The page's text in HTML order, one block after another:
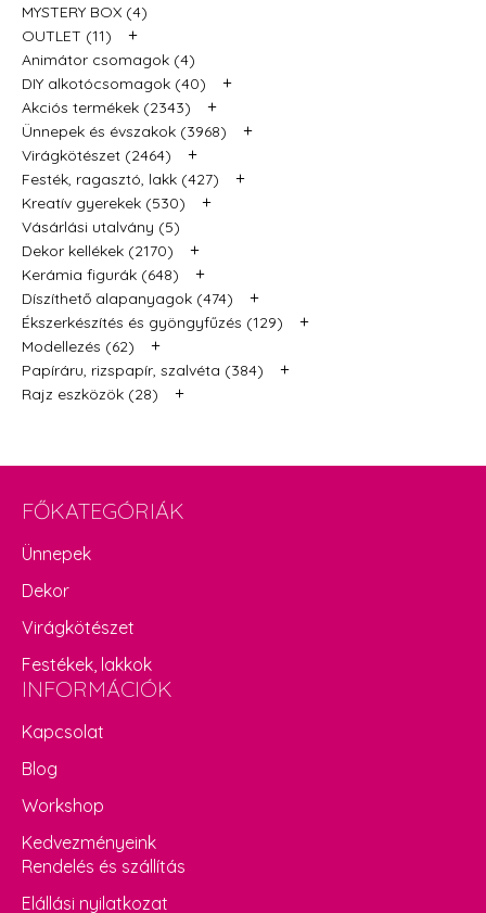
MYSTERY BOX (4)
OUTLET (11)
+
Animátor csomagok (4)
DIY alkotócsomagok (40)
+
Akciós termékek (2343) +
Ünnepek és évszakok (3968) +
Virágkötészet (2464) +
Festék, ragasztó, lakk (427) +
Kreatív gyerekek (530) +
Vásárlási utalvány (5)
Dekor kellékek (2170)
+
Kerámia figurák (648) +
Díszíthető alapanyagok (474) +
Ékszerkészítés és gyöngyfűzés (129) +
Modellezés (62) +
Papíráru, rizspapír, szalvéta (384) +
Rajz eszközök (28) +
FŐKATEGÓRIÁK
Ünnepek
Dekor
Virágkötészet
Festékek, lakkok
INFORMÁCIÓK
Kapcsolat
Blog
Workshop
Kedvezményeink
Rendelés és szállítás
Elállási nyilatkozat